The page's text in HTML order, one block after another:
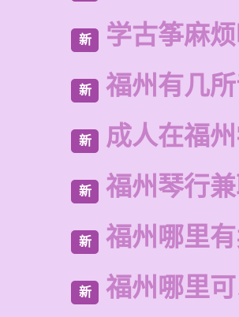
新 学古筝麻
新 福州有几
新 成人在福
新 福州琴行
新 福州哪里
新 福州哪里